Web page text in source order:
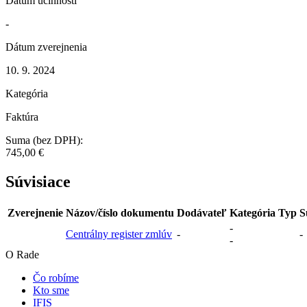
-
Dátum zverejnenia
10. 9. 2024
Kategória
Faktúra
Suma (bez DPH):
745,00 €
Súvisiace
Zverejnenie Názov/číslo dokumentu Dodávateľ Kategória Typ
Centrálny register zmlúv -
-
-
-
O Rade
Čo robíme
Kto sme
IFIS